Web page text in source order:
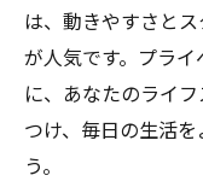
は、動きやすさと
が人気です。プラ
に、あなたのライ
つけ、毎日の生活
う。